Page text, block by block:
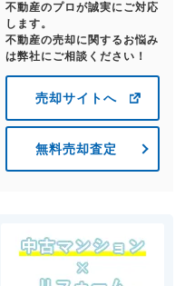
不動産のプロが誠実にご対応
します。
不動産の売却に関するお悩み
は弊社にご相談ください！
売却サイトへ
無料売却査定